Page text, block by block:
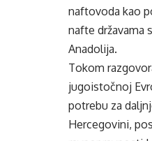
naftovoda kao
nafte državama
Anadolija.
Tokom
jugoistočnoj
potrebu za
Hercegovini,